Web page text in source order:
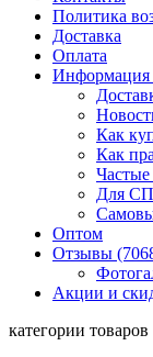
Политика
Доставка
Оплата
Информация
Как
Как
Для СП
Оптом
Отзывы
Акции и
категории товаров